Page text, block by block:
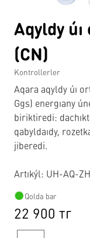
Aqyldy
(CN)
Kontrollerler
Aqara aqyldy úı
Ggs) energıany
biriktiredi:
qabyldaıdy,
jiberedi.
Artıkýl: UH-AQ-
Qolda bar
22 900 тг